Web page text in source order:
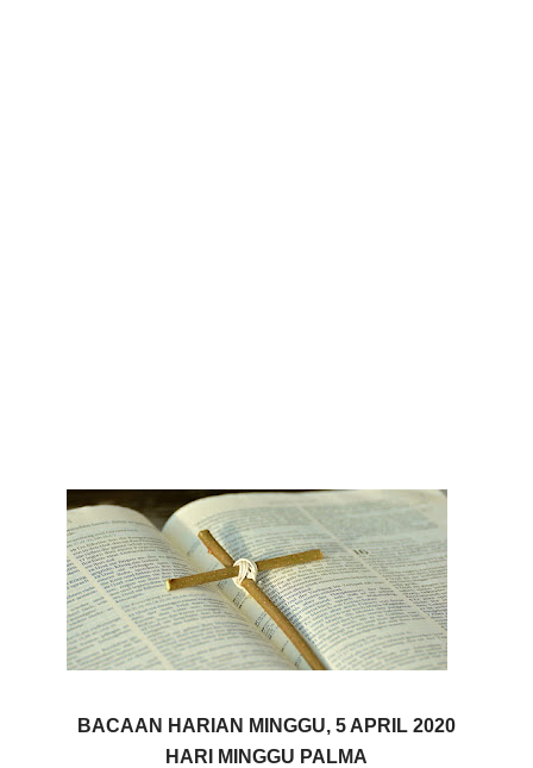
BACAAN HARIAN MINGGU, 5 APRIL 2020
HARI MINGGU PALMA